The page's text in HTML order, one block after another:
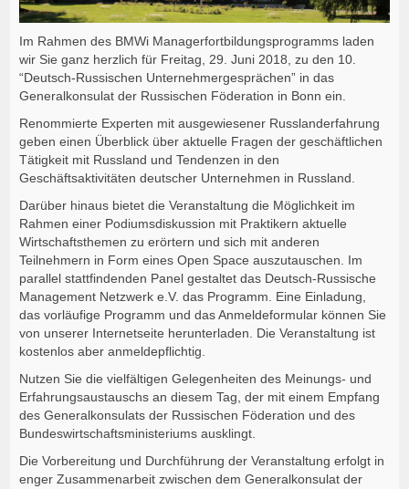
Im Rahmen des BMWi Managerfortbildungsprogramms laden
wir Sie ganz herzlich für Freitag, 29. Juni 2018, zu den 10.
“Deutsch-Russischen Unternehmergesprächen” in das
Generalkonsulat der Russischen Föderation in Bonn ein.
Renommierte Experten mit ausgewiesener Russlanderfahrung
geben einen Überblick über aktuelle Fragen der geschäftlichen
Tätigkeit mit Russland und Tendenzen in den
Geschäftsaktivitäten deutscher Unternehmen in Russland.
Darüber hinaus bietet die Veranstaltung die Möglichkeit im
Rahmen einer Podiumsdiskussion mit Praktikern aktuelle
Wirtschaftsthemen zu erörtern und sich mit anderen
Teilnehmern in Form eines Open Space auszutauschen. Im
parallel stattfindenden Panel gestaltet das Deutsch-Russische
Management Netzwerk e.V. das Programm. Eine Einladung,
das vorläufige Programm und das Anmeldeformular können Sie
von unserer Internetseite herunterladen. Die Veranstaltung ist
kostenlos aber anmeldepflichtig.
Nutzen Sie die vielfältigen Gelegenheiten des Meinungs- und
Erfahrungsaustauschs an diesem Tag, der mit einem Empfang
des Generalkonsulats der Russischen Föderation und des
Bundeswirtschaftsministeriums ausklingt.
Die Vorbereitung und Durchführung der Veranstaltung erfolgt in
enger Zusammenarbeit zwischen dem Generalkonsulat der